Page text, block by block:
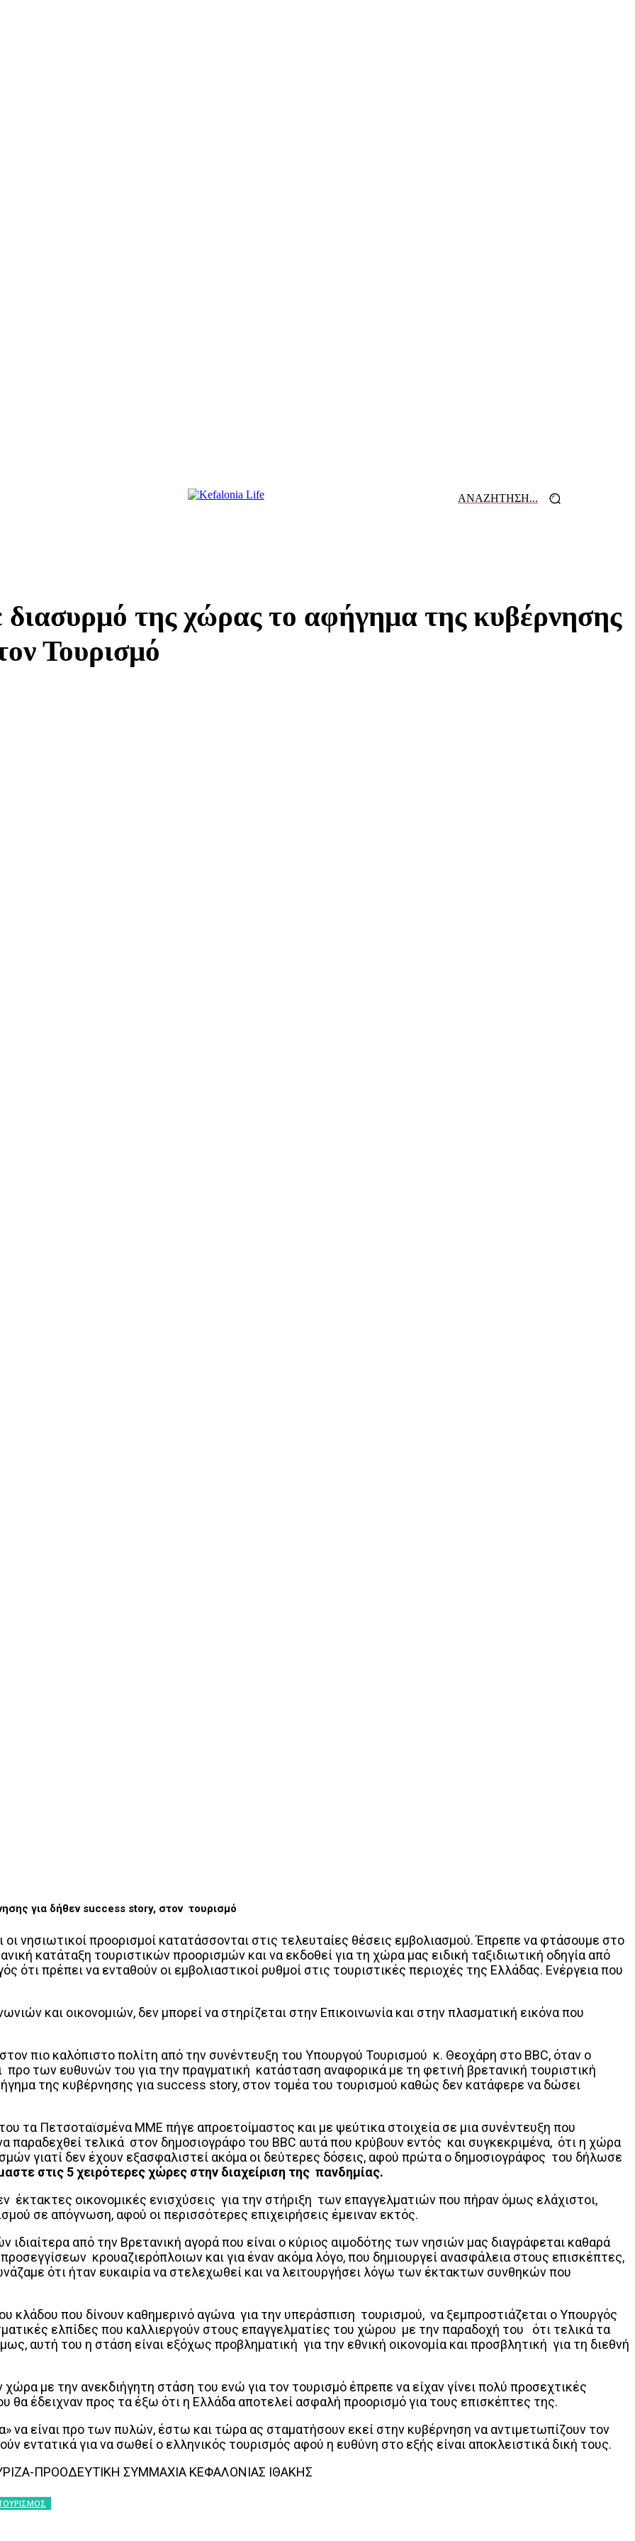
ΑΝΑΖΗΤΗΣΗ...
της χώρας το αφήγημα της κυβέρνησης
Τουρισμό
για δήθεν success story, στον τουρισμό
νησιωτικοί προορισμοί κατατάσσονται στις τελευταίες θέσεις εμβολιασμού. Έπρεπε να φτάσουμε στο
κατάταξη τουριστικών προορισμών και να εκδοθεί για τη χώρα μας ειδική ταξιδιωτική οδηγία από
ότι πρέπει να ενταθούν οι εμβολιαστικοί ρυθμοί στις τουριστικές περιοχές της Ελλάδας. Ενέργεια που
και οικονομιών, δεν μπορεί να στηρίζεται στην Επικοινωνία και στην πλασματική εικόνα που
πιο καλόπιστο πολίτη από την συνέντευξη του Υπουργού Τουρισμού κ. Θεοχάρη στο BBC, όταν ο
των ευθυνών του για την πραγματική κατάσταση αναφορικά με τη φετινή βρετανική τουριστική
της κυβέρνησης για success story, στον τομέα του τουρισμού καθώς δεν κατάφερε να δώσει
τα Πετσοταϊσμένα ΜΜΕ πήγε απροετοίμαστος και με ψεύτικα στοιχεία σε μια συνέντευξη που
παραδεχθεί τελικά στον δημοσιογράφο του BBC αυτά που κρύβουν εντός και συγκεκριμένα, ότι η χώρα
γιατί δεν έχουν εξασφαλιστεί ακόμα οι δεύτερες δόσεις, αφού πρώτα ο δημοσιογράφος του δήλωσε
στις 5 χειρότερες χώρες στην διαχείριση της πανδημίας.
οικονομικές ενισχύσεις για την στήριξη των επαγγελματιών που πήραν όμως ελάχιστοι,
σε απόγνωση, αφού οι περισσότερες επιχειρήσεις έμειναν εκτός.
από την Βρετανική αγορά που είναι ο κύριος αιμοδότης των νησιών μας διαγράφεται καθαρά
κρουαζιερόπλοιων και για έναν ακόμα λόγο, που δημιουργεί ανασφάλεια στους επισκέπτες,
ότι ήταν ευκαιρία να στελεχωθεί και να λειτουργήσει λόγω των έκτακτων συνθηκών που
κλάδου που δίνουν καθημερινό αγώνα για την υπεράσπιση τουρισμού, να ξεμπροστιάζεται ο Υπουργός
ελπίδες που καλλιεργούν στους επαγγελματίες του χώρου με την παραδοχή του ότι τελικά τα
αυτή του η στάση είναι εξόχως προβληματική για την εθνική οικονομία και προσβλητική για τη διεθνή
με την ανεκδιήγητη στάση του ενώ για τον τουρισμό έπρεπε να είχαν γίνει πολύ προσεχτικές
θα έδειχναν προς τα έξω ότι η Ελλάδα αποτελεί ασφαλή προορισμό για τους επισκέπτες της.
να είναι προ των πυλών, έστω και τώρα ας σταματήσουν εκεί στην κυβέρνηση να αντιμετωπίζουν τον
εντατικά για να σωθεί ο ελληνικός τουρισμός αφού η ευθύνη στο εξής είναι αποκλειστικά δική τους.
ΠΡΟΟΔΕΥΤΙΚΗ ΣΥΜΜΑΧΙΑ ΚΕΦΑΛΟΝΙΑΣ ΙΘΑΚΗΣ